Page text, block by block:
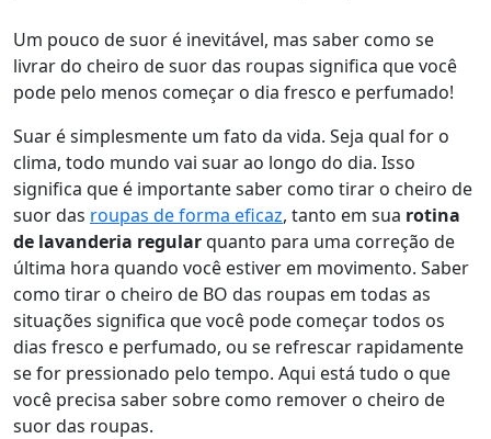
Um pouco de suor é inevitável, mas saber como se
livrar do cheiro de suor das roupas significa que você
pode pelo menos começar o dia fresco e perfumado!
Suar é simplesmente um fato da vida. Seja qual for o
clima, todo mundo vai suar ao longo do dia. Isso
significa que é importante saber como tirar o cheiro de
suor das roupas de forma eficaz, tanto em sua rotina
de lavanderia regularquanto para uma correção de
última hora quando você estiver em movimento. Saber
como tirar o cheiro de BO das roupas em todas as
situações significa que você pode começar todos os
dias fresco e perfumado, ou se refrescar rapidamente
se for pressionado pelo tempo. Aqui está tudo o que
você precisa saber sobre como remover o cheiro de
suor das roupas.